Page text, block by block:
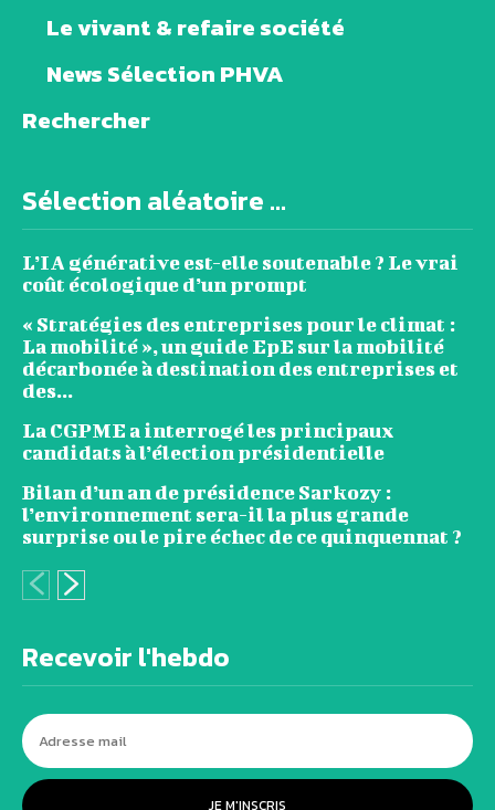
Le vivant & refaire société
News Sélection PHVA
Rechercher
Sélection aléatoire ...
L’IA générative est-elle soutenable ? Le vrai
coût écologique d’un prompt
« Stratégies des entreprises pour le climat :
La mobilité », un guide EpE sur la mobilité
décarbonée à destination des entreprises et
des...
La CGPME a interrogé les principaux
candidats à l’élection présidentielle
Bilan d’un an de présidence Sarkozy :
l’environnement sera-il la plus grande
surprise ou le pire échec de ce quinquennat ?
Recevoir l'hebdo